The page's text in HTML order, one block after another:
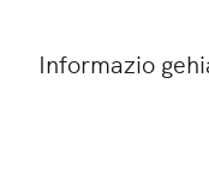
Informazio